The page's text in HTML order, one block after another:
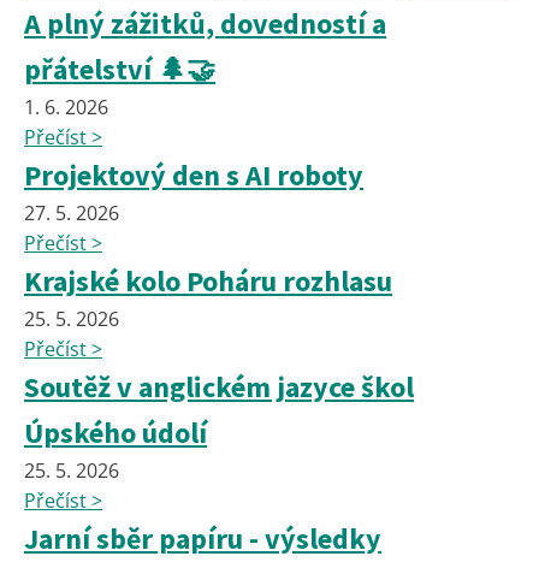
A plný zážitků, dovedností a
přátelství 🌲🤝
1. 6. 2026
Přečíst >
Projektový den s AI roboty
27. 5. 2026
Přečíst >
Krajské kolo Poháru rozhlasu
25. 5. 2026
Přečíst >
Soutěž v anglickém jazyce škol
Úpského údolí
25. 5. 2026
Přečíst >
Jarní sběr papíru - výsledky